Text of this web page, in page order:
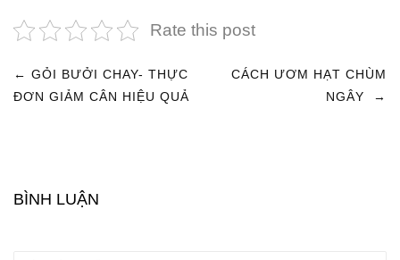
Rate this post
ĐIỀU
VIẾT
← GỎI BƯỞI CHAY- THỰC
ĐƠN GIẢM CÂN HIỆU QUẢ
CÁCH ƯƠM HẠT CHÙM
NGÂY
→
BÌNH LUẬN